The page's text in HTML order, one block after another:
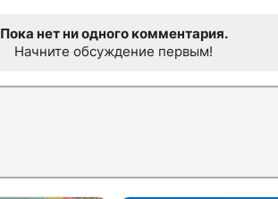
Пока нет ни одного комментария.
Начните обсуждение первым!